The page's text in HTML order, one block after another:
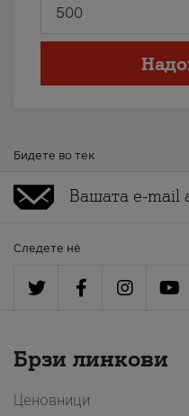
Бидете во тек
Следете нè
Брзи линкови
Ценовници